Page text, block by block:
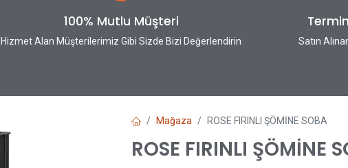
100% Mutlu Müşteri
Hizmet Alan Müşterilerimiz Gibi Sizde Bizi Değerlendirin
Satın
Mağaza ROSE FIRINLI ŞÖMİNE SOBA
ROSE FIRINLI ŞÖMİNE